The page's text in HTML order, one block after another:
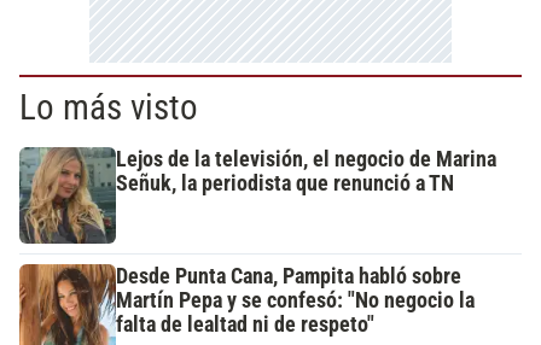
Lo más visto
Lejos de la televisión, el negocio de Marina
Señuk, la periodista que renunció a TN
Desde Punta Cana, Pampita habló sobre
Martín Pepa y se confesó: "No negocio la
falta de lealtad ni de respeto"